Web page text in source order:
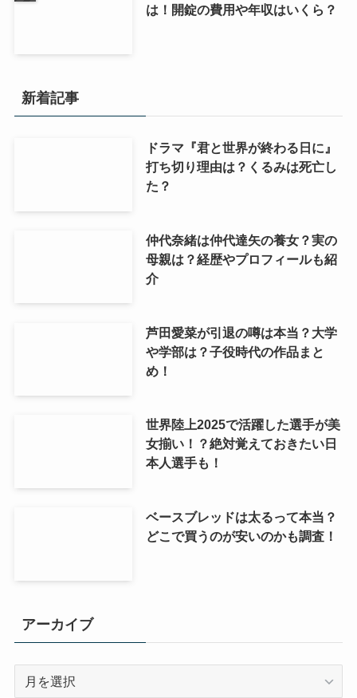
は！開錠の費用や年収はいくら？
新着記事
ドラマ『君と世界が終わる日に』
打ち切り理由は？くるみは死亡し
た？
仲代奈緒は仲代達矢の養女？実の
母親は？経歴やプロフィールも紹
介
芦田愛菜が引退の噂は本当？大学
や学部は？子役時代の作品まと
め！
世界陸上2025で活躍した選手が美
女揃い！？絶対覚えておきたい日
本人選手も！
ベースブレッドは太るって本当？
どこで買うのが安いのかも調査！
アーカイブ